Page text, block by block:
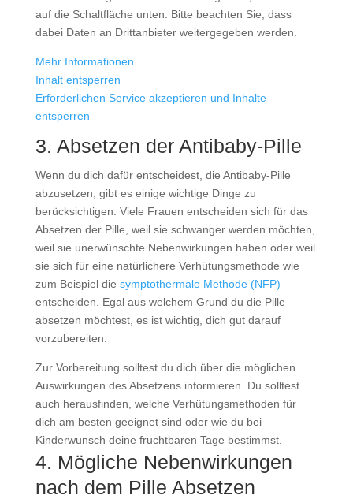
auf die Schaltfläche unten. Bitte beachten Sie, dass
dabei Daten an Drittanbieter weitergegeben werden.
Mehr Informationen
Inhalt entsperren
Erforderlichen Service akzeptieren und Inhalte
entsperren
3. Absetzen der Antibaby-Pille
Wenn du dich dafür entscheidest, die Antibaby-Pille
abzusetzen, gibt es einige wichtige Dinge zu
berücksichtigen. Viele Frauen entscheiden sich für das
Absetzen der Pille, weil sie schwanger werden möchten,
weil sie unerwünschte Nebenwirkungen haben oder weil
sie sich für eine natürlichere Verhütungsmethode wie
zum Beispiel die symptothermale Methode (NFP)
entscheiden. Egal aus welchem Grund du die Pille
absetzen möchtest, es ist wichtig, dich gut darauf
vorzubereiten.
Zur Vorbereitung solltest du dich über die möglichen
Auswirkungen des Absetzens informieren. Du solltest
auch herausfinden, welche Verhütungsmethoden für
dich am besten geeignet sind oder wie du bei
Kinderwunsch deine fruchtbaren Tage bestimmst.
4. Mögliche Nebenwirkungen
nach dem Pille Absetzen